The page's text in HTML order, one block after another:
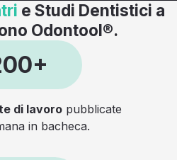
e Studi Dentistici a
Odontool®.
di lavoropubblicate
in bacheca.